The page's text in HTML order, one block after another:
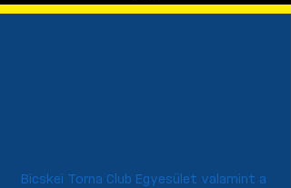
Bicskei Torna Club Egyesület valamint a